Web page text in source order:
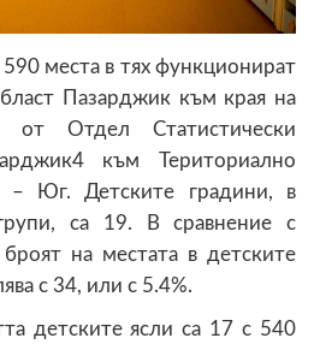
места в тях функционират
Пазарджик към края на
Отдел Статистически
към Териториално
– Юг. Детските градини, в
са 19. В сравнение с
на местата в детските
с 34, или с 5.4%.
детските ясли са 17 с 540